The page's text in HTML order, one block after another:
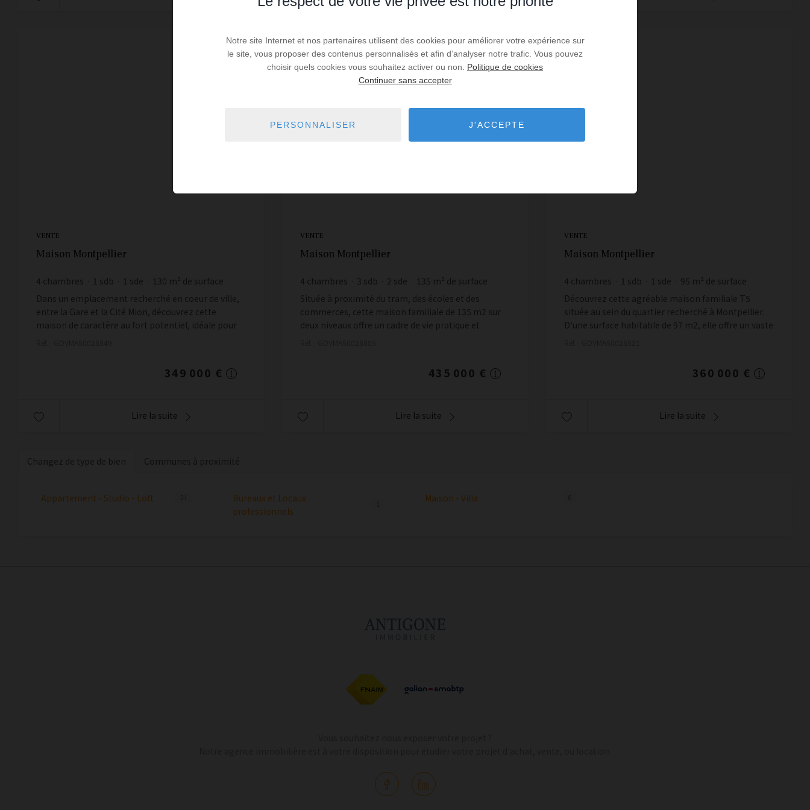
VENTE
Maison Montpellier
4 chambres 1 sdb 1 sde 130 m² de surface
129 m² de terrain 2 684,62 € prix / m²
Dans un emplacement recherché en coeur de ville,
entre la Gare et la Cité Mion, découvrez cette
maison de caractère au fort potentiel, idéale pour
349 000 €
Lire la suite
EXCLUSIVITÉ
VENTE
Maison Montpellier
4 chambres 3 sdb 2 sde 135 m² de surface
500 m² de terrain 3 222,22 € prix / m²
Située à proximité du tram, des écoles et des
commerces, cette maison familiale de 135 m2 sur
deux niveaux offre un cadre de vie pratique et
435 000 €
Lire la suite
VENTE
Maison Montpellier
4 chambres 1 sdb 1 sde 95 m² de surface
3 789,47 € prix / m²
Découvrez cette agréable maison familiale T5
située au sein du quartier recherché à Montpellier.
D'une surface habitable de 97 m2, elle offre un vaste
360 000 €
Lire la suite
Changez de type de bien Communes à proximité
Appartement - Studio - Loft
Bureaux et Locaux
professionnels
Maison - Villa
Notre site Internet et nos partenaires utilisent des cookies pour améliorer votre expérience sur
le site, vous proposer des contenus personnalisés et afin d’analyser notre trafic. Vous pouvez
choisir quels cookies vous souhaitez activer ou non. Politique de cookies
Continuer sans accepter
PERSONNALISER J'ACCEPTE